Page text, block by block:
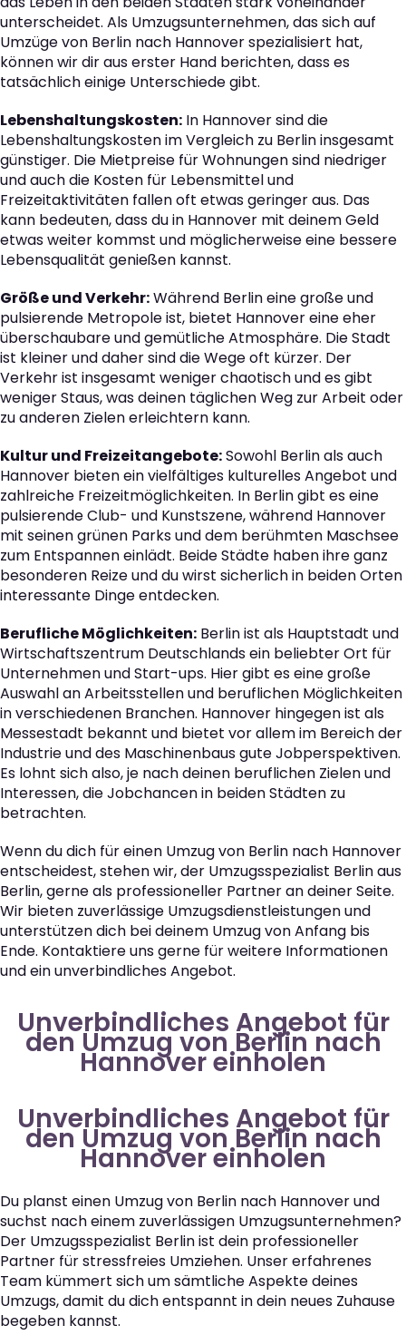
unterscheidet. Als Umzugsunternehmen, das sich auf
Umzüge von Berlin nach Hannover spezialisiert hat,
können wir dir aus erster Hand berichten, dass es
tatsächlich einige Unterschiede gibt.
Lebenshaltungskosten: In Hannover sind die
Lebenshaltungskosten im Vergleich zu Berlin insgesamt
günstiger. Die Mietpreise für Wohnungen sind niedriger
und auch die Kosten für Lebensmittel und
Freizeitaktivitäten fallen oft etwas geringer aus. Das
kann bedeuten, dass du in Hannover mit deinem Geld
etwas weiter kommst und möglicherweise eine bessere
Lebensqualität genießen kannst.
Größe und Verkehr:Während Berlin eine große und
pulsierende Metropole ist, bietet Hannover eine eher
überschaubare und gemütliche Atmosphäre. Die Stadt
ist kleiner und daher sind die Wege oft kürzer. Der
Verkehr ist insgesamt weniger chaotisch und es gibt
weniger Staus, was deinen täglichen Weg zur Arbeit oder
zu anderen Zielen erleichtern kann.
Kultur und Freizeitangebote:Sowohl Berlin als auch
Hannover bieten ein vielfältiges kulturelles Angebot und
zahlreiche Freizeitmöglichkeiten. In Berlin gibt es eine
pulsierende Club- und Kunstszene, während Hannover
mit seinen grünen Parks und dem berühmten Maschsee
zum Entspannen einlädt. Beide Städte haben ihre ganz
besonderen Reize und du wirst sicherlich in beiden Orten
interessante Dinge entdecken.
Berufliche Möglichkeiten: Berlin ist als Hauptstadt und
Wirtschaftszentrum Deutschlands ein beliebter Ort für
Unternehmen und Start-ups. Hier gibt es eine große
Auswahl an Arbeitsstellen und beruflichen Möglichkeiten
in verschiedenen Branchen. Hannover hingegen ist als
Messestadt bekannt und bietet vor allem im Bereich der
Industrie und des Maschinenbaus gute Jobperspektiven.
Es lohnt sich also, je nach deinen beruflichen Zielen und
Interessen, die Jobchancen in beiden Städten zu
betrachten.
Wenn du dich für einen Umzug von Berlin nach Hannover
entscheidest, stehen wir, der Umzugsspezialist Berlin aus
Berlin, gerne als professioneller Partner an deiner Seite.
Wir bieten zuverlässige Umzugsdienstleistungen und
unterstützen dich bei deinem Umzug von Anfang bis
Ende. Kontaktiere uns gerne für weitere Informationen
und ein unverbindliches Angebot.
Unverbindliches Angebot für
den Umzug von Berlin nach
Hannover einholen
Unverbindliches Angebot für
den Umzug von Berlin nach
Hannover einholen
Du planst einen Umzug von Berlin nach Hannover und
suchst nach einem zuverlässigen Umzugsunternehmen?
Der Umzugsspezialist Berlin ist dein professioneller
Partner für stressfreies Umziehen. Unser erfahrenes
Team kümmert sich um sämtliche Aspekte deines
Umzugs, damit du dich entspannt in dein neues Zuhause
begeben kannst.